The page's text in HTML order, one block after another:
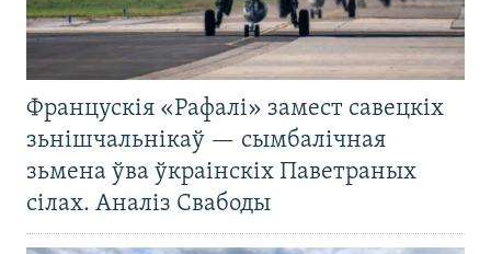
Францускія «Рафалі» замест савецкіх
зьнішчальнікаў — сымбалічная
зьмена ўва ўкраінскіх Паветраных
сілах. Аналіз Свабоды